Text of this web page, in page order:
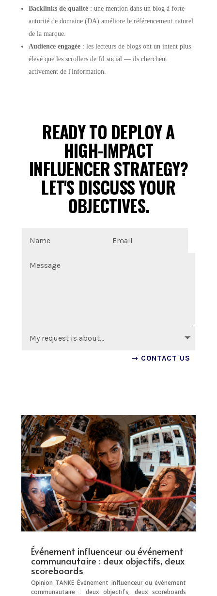
Backlinks de qualité: une mention dans un blog à forte
autorité de domaine (DA) améliore le référencement naturel
de la marque.
Audience engagée: les lecteurs de blogs ont un intent plus
élevé que les scrollers de fil social — ils cherchent
activement de l'information.
READY TO DEPLOY A
HIGH-IMPACT
INFLUENCER STRATEGY?
LET'S DISCUSS YOUR
OBJECTIVES.
CONTACT US
Événement influenceur ou événement
communautaire : deux objectifs, deux
scoreboards
Opinion TANKE Événement influenceur ou événement
communautaire : deux objectifs, deux scoreboards